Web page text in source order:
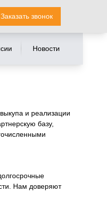
Заказать звонок
Новости
и реализации
базу,
Нам доверяют